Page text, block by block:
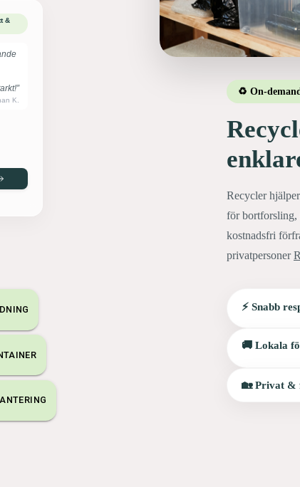
&
K.
♻️ On-
Recycler
för bortforsling,
kostnadsfri
privatpersoner
⚡ Snabb
🚚 Lokala
🏡 Privat &